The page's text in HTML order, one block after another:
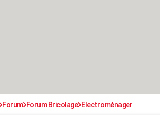
Forum Forum Bricolage Electroménager